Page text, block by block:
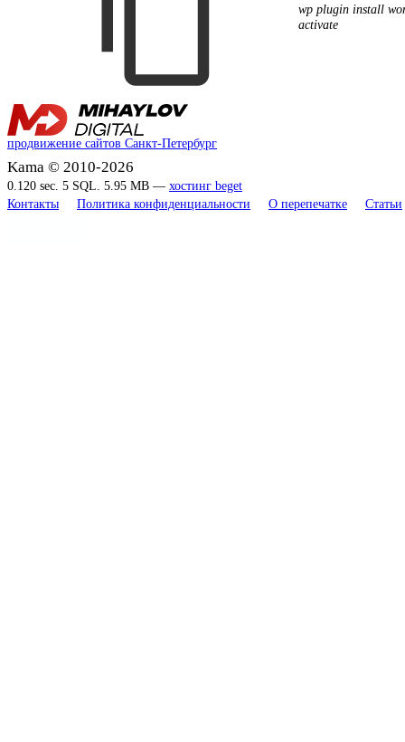
wp plugin install
activate
продвижение сайтов Санкт-Петербург
Kama © 2010-2026
0.120 sec. 5 SQL. 5.95 MB — хостинг beget
Контакты
Политика конфиденциальности О перепечатке Статьи